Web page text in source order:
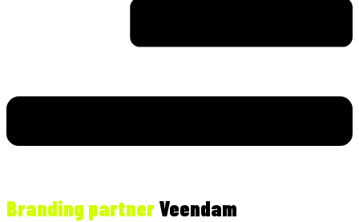
Branding partnerVeendam